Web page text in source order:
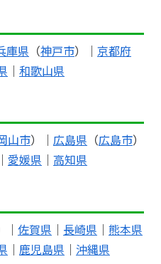
庫県 （神戸市）｜ 京都府
｜ 和歌山県
山市）｜ 広島県 （広島市）
｜ 愛媛県 ｜ 高知県
｜ 佐賀県 ｜ 長崎県 ｜ 熊本県
｜ 鹿児島県 ｜ 沖縄県